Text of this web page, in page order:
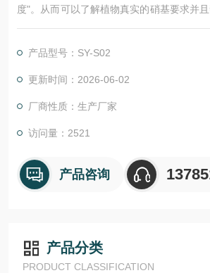
度"。从而可以了解植物真实的硝基要求并且
的缺乏程度或是否过多地施加了氮肥。您
产品型号：SY-S02
更新时间：2026-06-02
厂商性质：生产厂家
访问量：2521
产品咨询
产品分类
PRODUCT CLASSIFICATION